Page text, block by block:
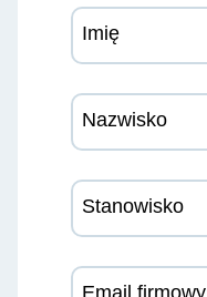
Imię
Nazwisko
Stanowisko